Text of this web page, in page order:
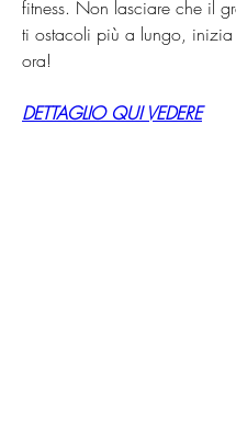
fitness. Non lasciare che il
ti ostacoli più a lungo,
ora!
DETTAGLIO QUI VEDERE